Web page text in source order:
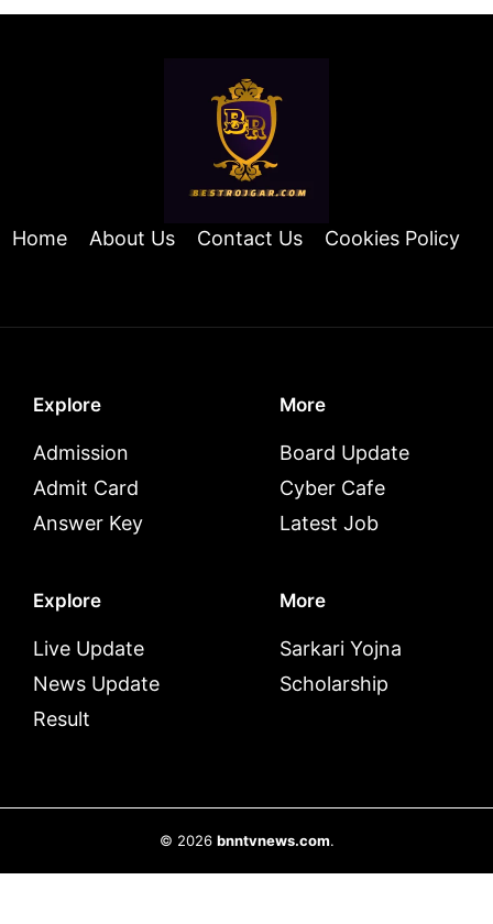
Home About Us Contact Us Cookies Policy
Explore
Admission
Admit Card
Answer Key
More
Board Update
Cyber Cafe
Latest Job
Explore
Live Update
News Update
Result
More
Sarkari Yojna
Scholarship
© 2026 bnntvnews.com.